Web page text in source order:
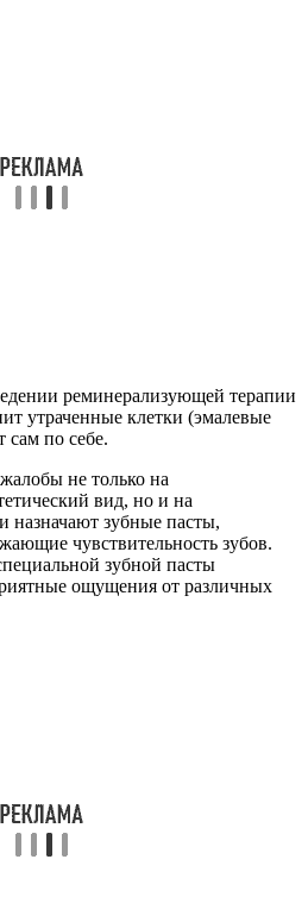
реминерализующей терапии
утраченные клетки (эмалевые
сам по себе.
не только на
вид, но и на
назначают зубные пасты,
чувствительность зубов.
зубной пасты
ощущения от различных